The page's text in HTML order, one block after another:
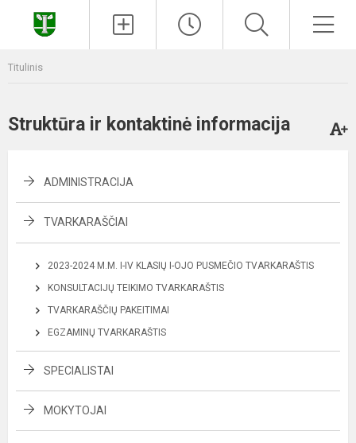
Titulinis
Struktūra ir kontaktinė informacija
ADMINISTRACIJA
TVARKARAŠČIAI
2023-2024 M.M. I-IV KLASIŲ I-OJO PUSMEČIO TVARKARAŠTIS
KONSULTACIJŲ TEIKIMO TVARKARAŠTIS
TVARKARAŠČIŲ PAKEITIMAI
EGZAMINŲ TVARKARAŠTIS
SPECIALISTAI
MOKYTOJAI